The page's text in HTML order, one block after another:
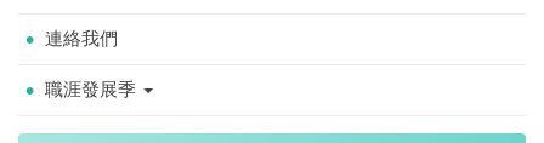
連絡我們
職涯發展季